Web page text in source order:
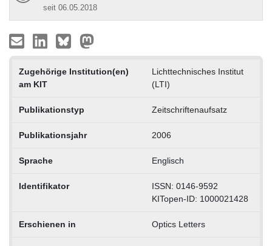
seit 06.05.2018
Zugehörige Institution(en)
am KIT
Lichttechnisches Institut
(LTI)
Publikationstyp Zeitschriftenaufsatz
Publikationsjahr 2006
Sprache Englisch
Identifikator
ISSN: 0146-9592
KITopen-ID: 1000021428
Erschienen in Optics Letters